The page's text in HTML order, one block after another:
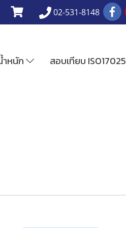
02-531-8148
ำหนัก สอบเทียบ ISO17025